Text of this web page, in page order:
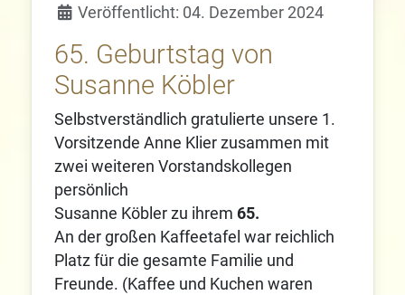
Veröffentlicht: 04. Dezember 2024
65. Geburtstag von
Susanne Köbler
Selbstverständlich gratulierte unsere 1.
Vorsitzende Anne Klier zusammen mit
zwei weiteren Vorstandskollegen
persönlich
Susanne Köbler zu ihrem65.
An der großen Kaffeetafel war reichlich
Platz für die gesamte Familie und
Freunde. (Kaffee und Kuchen waren